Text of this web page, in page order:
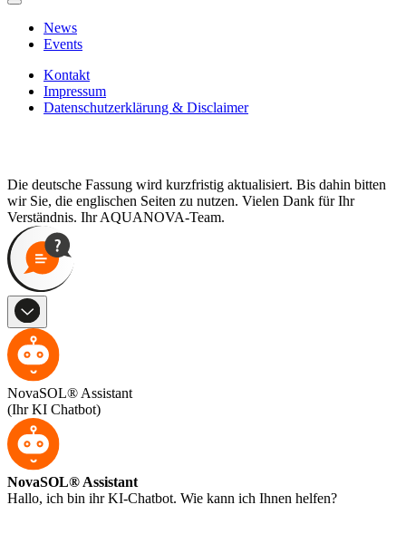
News
Events
Kontakt
Impressum
Datenschutzerklärung & Disclaimer
Die deutsche Fassung wird kurzfristig aktualisiert. Bis dahin bitten
wir Sie, die englischen Seiten zu nutzen. Vielen Dank für Ihr
Verständnis. Ihr AQUANOVA-Team.
NovaSOL® Assistant
(Ihr KI Chatbot)
NovaSOL® Assistant
Hallo, ich bin ihr KI-Chatbot. Wie kann ich Ihnen helfen?